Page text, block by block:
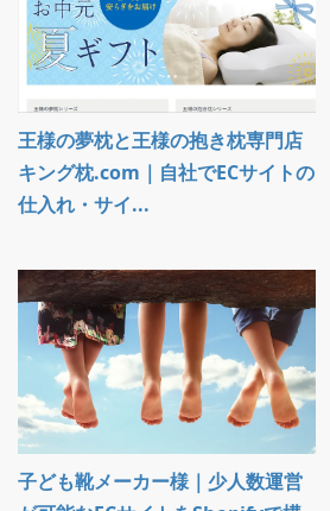
王様の夢枕と王様の抱き枕専門店
キング枕.com｜自社でECサイトの
仕入れ・サイ...
子ども靴メーカー様｜少人数運営